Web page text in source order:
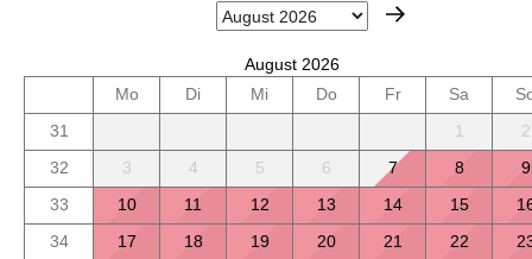
August 2026
Mo
Di Mi Do Fr Sa
31
1
2
32
3 4 5 6 7 8
9
33
10 11 12 13 14 15
34
17 18 19 20 21 22